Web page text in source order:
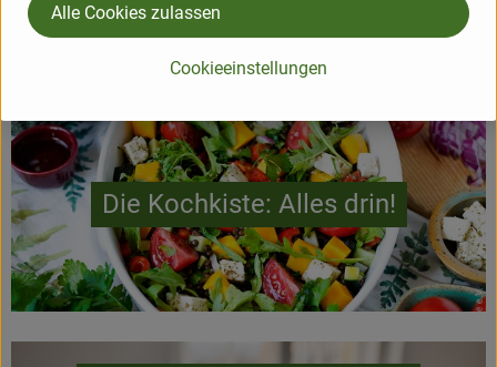
Die Kochkiste: Alles drin!
Cookieeinstellungen
Alle Cookies zulassen